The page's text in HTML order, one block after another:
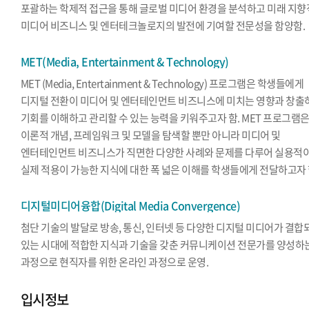
포괄하는 학제적 접근을 통해 글로벌 미디어 환경을 분석하고 미래 지
미디어 비즈니스 및 엔터테크놀로지의 발전에 기여할 전문성을 함양함.
MET(Media, Entertainment & Technology)
MET (Media, Entertainment & Technology) 프로그램은 학생들에게
디지털 전환이 미디어 및 엔터테인먼트 비즈니스에 미치는 영향과 창출
기회를 이해하고 관리할 수 있는 능력을 키워주고자 함. MET 프로그램은
이론적 개념, 프레임워크 및 모델을 탐색할 뿐만 아니라 미디어 및
엔터테인먼트 비즈니스가 직면한 다양한 사례와 문제를 다루어 실용적
실제 적용이 가능한 지식에 대한 폭 넓은 이해를 학생들에게 전달하고자
디지털미디어융합(Digital Media Convergence)
첨단 기술의 발달로 방송, 통신, 인터넷 등 다양한 디지털 미디어가 결합
있는 시대에 적합한 지식과 기술을 갖춘 커뮤니케이션 전문가를 양성하
과정으로 현직자를 위한 온라인 과정으로 운영.
입시정보